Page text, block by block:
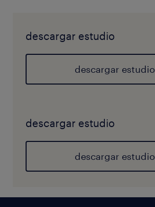
descargar estudio
descargar estudio
descargar estudio
descargar estudio